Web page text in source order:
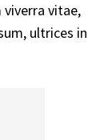
vitae,
ultrices in